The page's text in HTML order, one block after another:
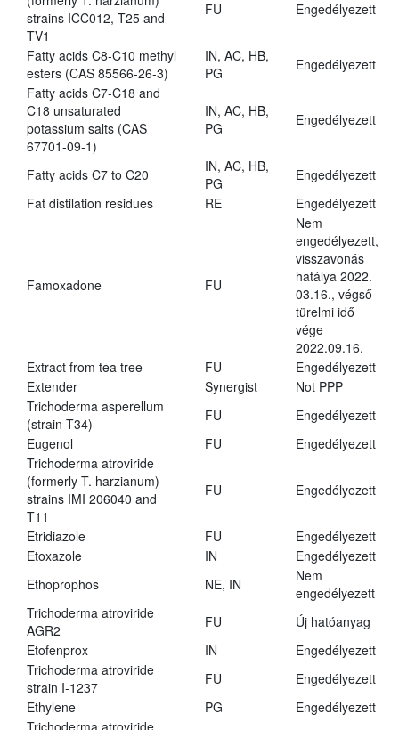
strains ICC012, T25 and
TV1
FU Engedélyezett
Fatty acids C8-C10 methyl
esters (CAS 85566-26-3)
IN, AC, HB,
PG
Engedélyezett
Fatty acids C7-C18 and
C18 unsaturated
potassium salts (CAS
67701-09-1)
IN, AC, HB,
PG
Engedélyezett
Fatty acids C7 to C20
IN, AC, HB,
PG
Engedélyezett
Fat distilation residues
RE Engedélyezett
Famoxadone FU
Nem
engedélyezett,
visszavonás
hatálya 2022.
03.16., végső
türelmi idő
vége
2022.09.16.
Extract from tea tree
FU
Engedélyezett
Extender
Synergist
Not PPP
Trichoderma asperellum
(strain T34)
FU
Engedélyezett
Eugenol
FU
Engedélyezett
Trichoderma atroviride
(formerly T. harzianum)
strains IMI 206040 and
T11
FU Engedélyezett
Etridiazole FU
Engedélyezett
Etoxazole
IN
Engedélyezett
Ethoprophos
NE, IN
Nem
engedélyezett
Trichoderma atroviride
AGR2
FU
Új hatóanyag
Etofenprox
IN
Engedélyezett
Trichoderma atroviride
strain I-1237
FU
Engedélyezett
Ethylene
PG
Engedélyezett